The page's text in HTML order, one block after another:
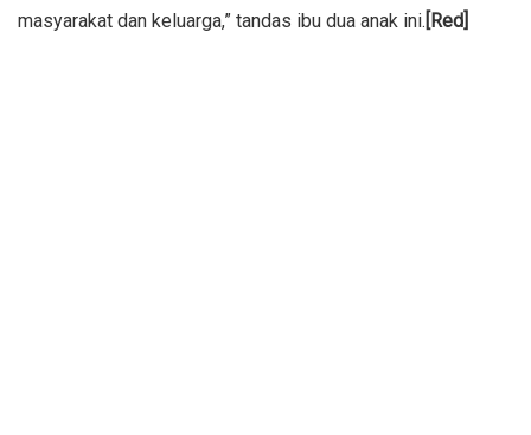
masyarakat dan keluarga,” tandas ibu dua anak ini. [Red]